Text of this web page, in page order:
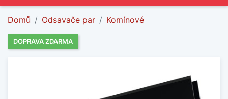
Domů Odsavače par Komínové
DOPRAVA ZDARMA